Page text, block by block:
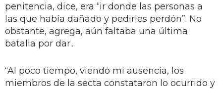
penitencia, dice, era “ir donde las personas a
las que había dañado y pedirles perdón”. No
obstante, agrega, aún faltaba una última
batalla por dar...
“Al poco tiempo, viendo mi ausencia, los
miembros de la secta constataron lo ocurrido y